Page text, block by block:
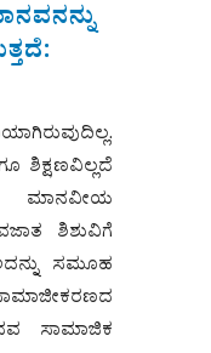
ಶಿಕ್ಷಣವಿಲ್ಲದೆ
ಮಾನವೀಯ
ಶಿಶುವಿಗೆ
ಸಮೂಹ
ಸಾಮಾಜಿಕ